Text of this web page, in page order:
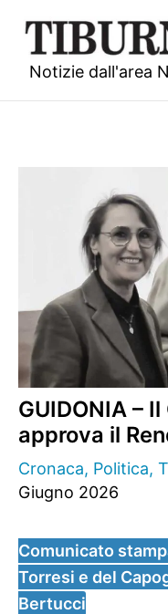
contenuto
Notizie dall'area
GUIDONIA –
approva il
Cronaca, Politica,
Giugno 2026
Comunicato
Torresi e del
Bertucci